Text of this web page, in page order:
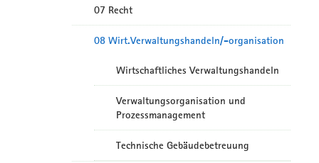
07 Recht
08 Wirt.Verwaltungshandeln/-organisation
Wirtschaftliches Verwaltungshandeln
Verwaltungsorganisation und
Prozessmanagement
Technische Gebäudebetreuung